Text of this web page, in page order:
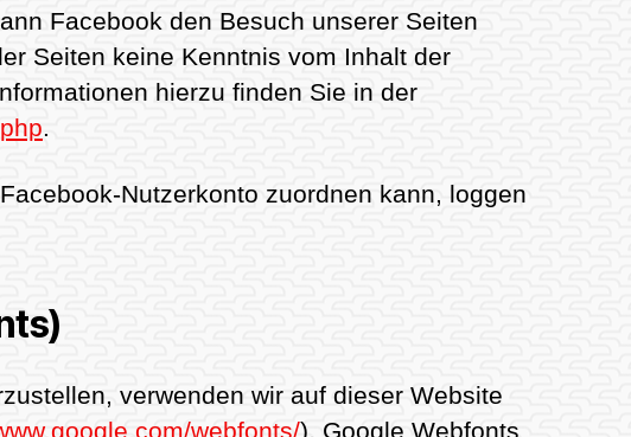
Facebook den Besuch unserer Seiten
Seiten keine Kenntnis vom Inhalt der
hierzu finden Sie in der
.
Nutzerkonto zuordnen kann, loggen
verwenden wir auf dieser Website
webfonts/). Google Webfonts